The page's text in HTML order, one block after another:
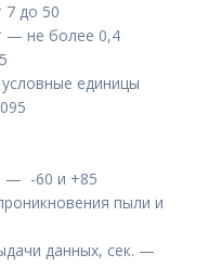
до 50
— не более 0,4
единицы
— -60 и +85
пыли и
данных, сек. —